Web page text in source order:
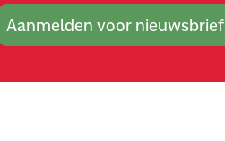
Aanmelden voor nieuwsbrief